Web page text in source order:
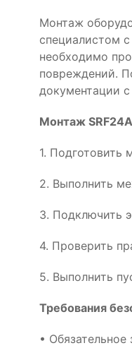
Монтаж
специалистом
необходимо
повреждений.
документации
Монтаж
1. Подготовить
2. Выполнить
3. Подключить
4. Проверить
5. Выполнить
Требования
•